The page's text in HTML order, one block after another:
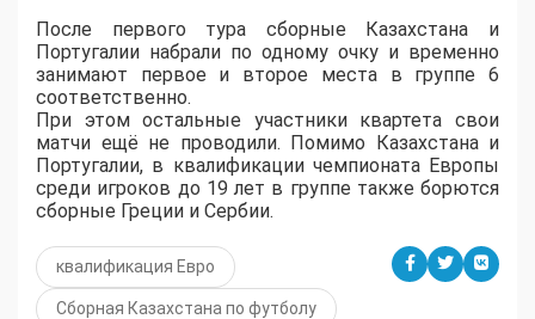
После первого тура сборные Казахстана и
Португалии набрали по одному очку и временно
занимают первое и второе места в группе 6
соответственно.
При этом остальные участники квартета свои
матчи ещё не проводили. Помимо Казахстана и
Португалии, в квалификации чемпионата Европы
среди игроков до 19 лет в группе также борются
сборные Греции и Сербии.
квалификация Евро
Сборная Казахстана по футболу